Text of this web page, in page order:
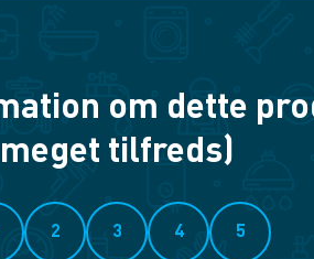
om dette
meget tilfreds)
2 3 4 5